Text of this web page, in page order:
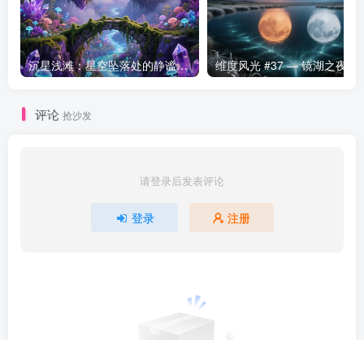
沉星浅滩：星空坠落处的静谧海域
评论 抢沙发
请登录后发表评论
登录 注册